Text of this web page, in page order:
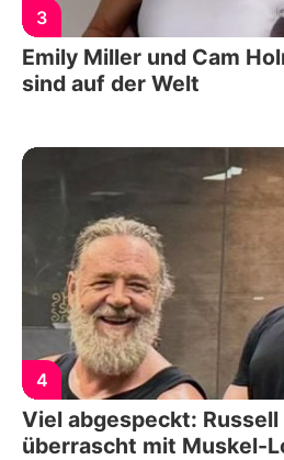
3
Emily Miller und Cam
sind auf der Welt
4
Viel abgespeckt:
überrascht mit Muskel-